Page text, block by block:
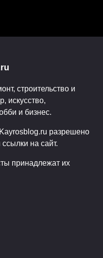
строительство и
искусство,
и бизнес.
разрешено
на сайт.
принадлежат их